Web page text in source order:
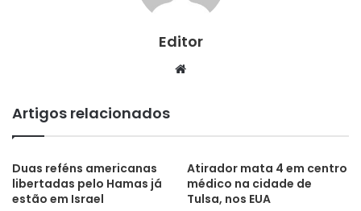
Editor
Website
Artigos relacionados
Duas reféns americanas
libertadas pelo Hamas já
estão em Israel
Atirador mata 4 em centro
médico na cidade de
Tulsa, nos EUA